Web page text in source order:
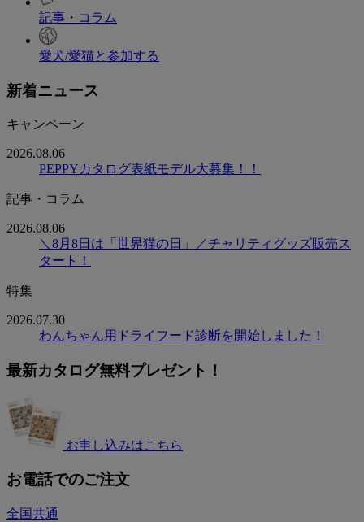
記事・コラム
愛犬/愛猫と参加する
新着ニュース
キャンペーン
2026.08.06
PEPPYカタログ表紙モデル大募集！！
記事・コラム
2026.08.06
＼8月8日は「世界猫の日」／チャリティグッズ販売ス
タート！
特集
2026.07.30
わんちゃん用ドライフード診断を開始しました！
最新カタログ無料プレゼント！
お申し込みはこちら
お電話でのご注文
全国共通